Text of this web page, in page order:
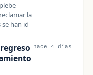
la
han id
hace 4 días